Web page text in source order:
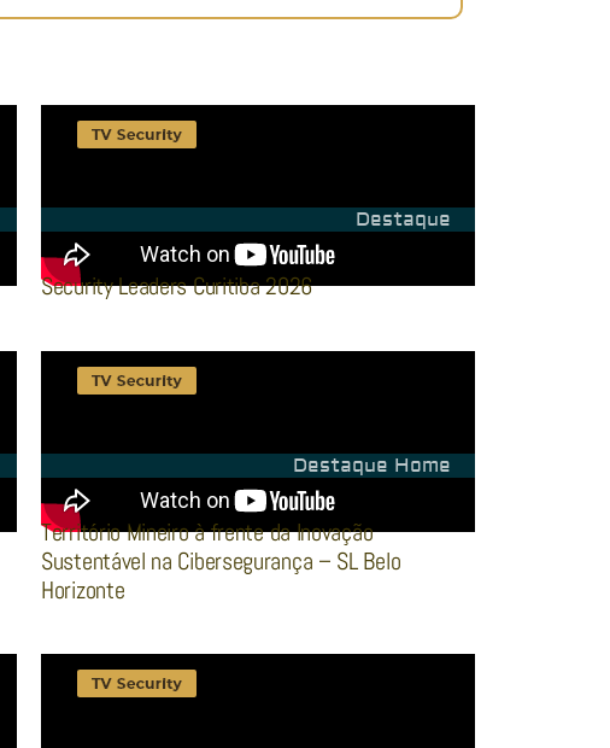
Destaque
Security Leaders Curitiba 2026
Destaque Home
Território Mineiro à frente da Inovação
Sustentável na Cibersegurança – SL Belo
Horizonte